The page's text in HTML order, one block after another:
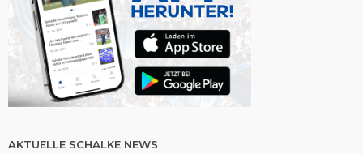
AKTUELLE SCHALKE NEWS